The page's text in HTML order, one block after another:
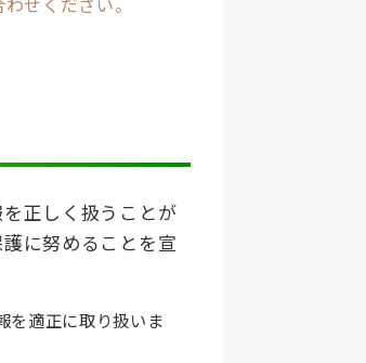
正しく扱うことが
に努めることを宣
を適正に取り扱いま